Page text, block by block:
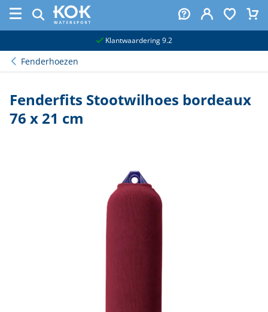
Klantwaardering 9.2
Fenderhoezen
Fenderfits Stootwilhoes bordeaux
76 x 21 cm